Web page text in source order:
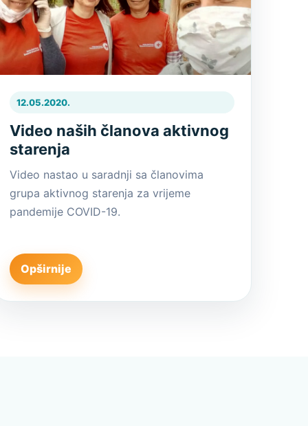
12.05.2020.
Video naših članova aktivnog
starenja
Video nastao u saradnji sa članovima
grupa aktivnog starenja za vrijeme
pandemije COVID-19.
Opširnije